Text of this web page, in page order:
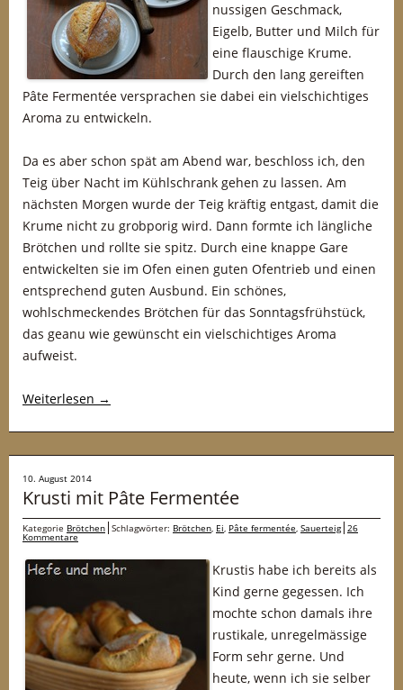
nussigen Geschmack,
Eigelb, Butter und Milch für
eine flauschige Krume.
Durch den lang gereiften
Pâte Fermentée versprachen sie dabei ein vielschichtiges
Aroma zu entwickeln.
Da es aber schon spät am Abend war, beschloss ich, den
Teig über Nacht im Kühlschrank gehen zu lassen. Am
nächsten Morgen wurde der Teig kräftig entgast, damit die
Krume nicht zu grobporig wird. Dann formte ich längliche
Brötchen und rollte sie spitz. Durch eine knappe Gare
entwickelten sie im Ofen einen guten Ofentrieb und einen
entsprechend guten Ausbund. Ein schönes,
wohlschmeckendes Brötchen für das Sonntagsfrühstück,
das geanu wie gewünscht ein vielschichtiges Aroma
aufweist.
Weiterlesen →
10. August 2014
Krusti mit Pâte Fermentée
Kategorie Brötchen Schlagwörter: Brötchen, Ei, Pâte fermentée, Sauerteig 26
Kommentare
Krustis habe ich bereits als
Kind gerne gegessen. Ich
mochte schon damals ihre
rustikale, unregelmässige
Form sehr gerne. Und
heute, wenn ich sie selber